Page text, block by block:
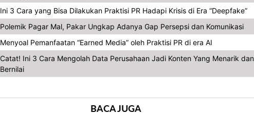
Ini 3 Cara yang Bisa Dilakukan Praktisi PR Hadapi Krisis di Era “Deepfake”
Polemik Pagar Mal, Pakar Ungkap Adanya Gap Persepsi dan Komunikasi
Menyoal Pemanfaatan “Earned Media” oleh Praktisi PR di era AI
Catat! Ini 3 Cara Mengolah Data Perusahaan Jadi Konten Yang Menarik dan
Bernilai
BACA JUGA